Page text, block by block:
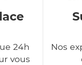
24h
vous
Nos